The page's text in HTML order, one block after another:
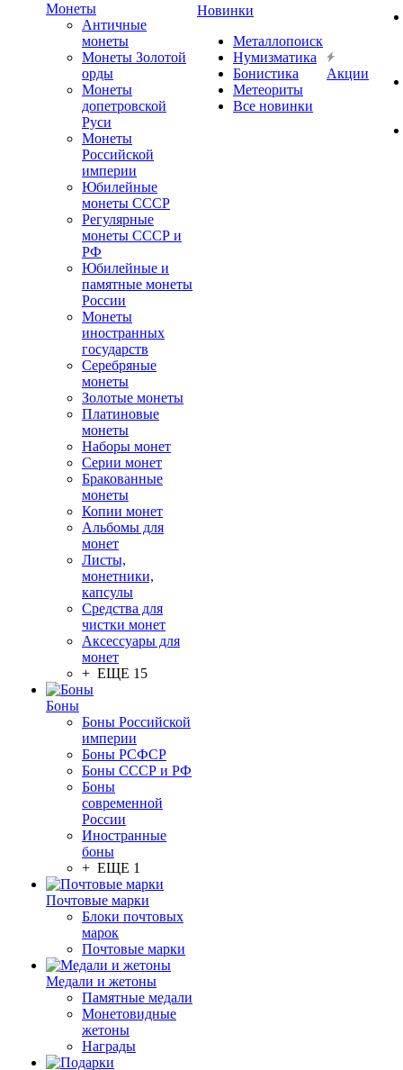
Монеты
Античные
монеты
Монеты Золотой
орды
Монеты
допетровской
Руси
Монеты
Российской
империи
Юбилейные
монеты СССР
Регулярные
монеты СССР и
РФ
Юбилейные и
памятные монеты
России
Монеты
иностранных
государств
Серебряные
монеты
Золотые монеты
Платиновые
монеты
Наборы монет
Серии монет
Бракованные
монеты
Копии монет
Альбомы для
монет
Листы,
монетники,
капсулы
Средства для
чистки монет
Аксессуары для
монет
+ ЕЩЕ 15
Боны
Боны Российской
империи
Боны РСФСР
Боны СССР и РФ
Боны
современной
России
Иностранные
боны
+ ЕЩЕ 1
Почтовые марки
Блоки почтовых
марок
Почтовые марки
Медали и жетоны
Памятные медали
Монетовидные
жетоны
Награды
Новинки
Металлопоиск
Нумизматика
Бонистика
Метеориты
Все новинки
Акции